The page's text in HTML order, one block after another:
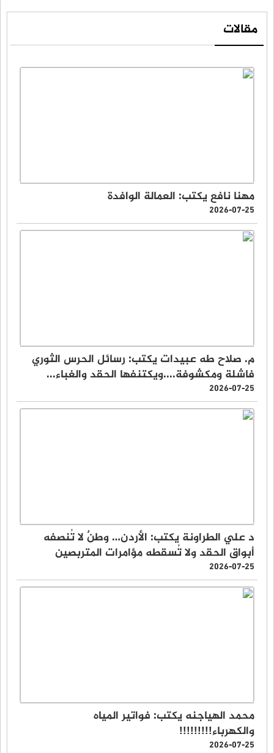
مقالات
مهنا نافع يكتب: العمالة الوافدة
2026-07-25
م. صلاح طه عبيدات يكتب: رسائل الحرس الثوري
فاشلة ومكشوفة....ويكتنفها الحقد والغباء...
2026-07-25
د علي الطراونة يكتب: الأردن… وطنٌ لا تُنصفه
أبواق الحقد ولا تُسقطه مؤامرات المتربصين
2026-07-25
محمد الهياجنه يكتب: فواتير المياه
والكهرباء!!!!!!!!!
2026-07-25